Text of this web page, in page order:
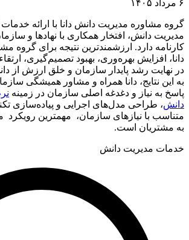
خدمات مدیریت دانش